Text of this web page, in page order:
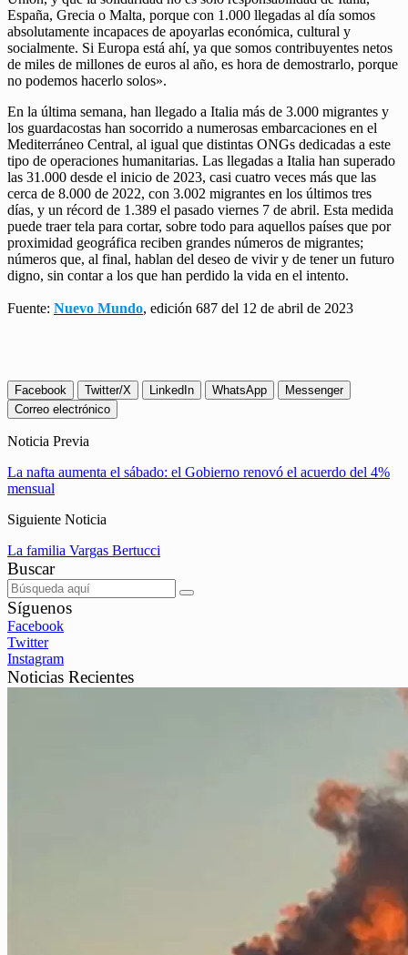
España, Grecia o Malta, porque con 1.000 llegadas al día somos
absolutamente incapaces de apoyarlas económica, cultural y
socialmente. Si Europa está ahí, ya que somos contribuyentes netos
de miles de millones de euros al año, es hora de demostrarlo, porque
no podemos hacerlo solos».
En la última semana, han llegado a Italia más de 3.000 migrantes y
los guardacostas han socorrido a numerosas embarcaciones en el
Mediterráneo Central, al igual que distintas ONGs dedicadas a este
tipo de operaciones humanitarias. Las llegadas a Italia han superado
las 31.000 desde el inicio de 2023, casi cuatro veces más que las
cerca de 8.000 de 2022, con 3.002 migrantes en los últimos tres
días, y un récord de 1.389 el pasado viernes 7 de abril. Esta medida
puede traer tela para cortar, sobre todo para aquellos países que por
proximidad geográfica reciben grandes números de migrantes;
números que, al final, hablan del deseo de vivir y de tener un futuro
digno, sin contar a los que han perdido la vida en el intento.
Fuente: Nuevo Mundo, edición 687 del 12 de abril de 2023
Facebook Twitter/X LinkedIn WhatsApp
Messenger
Correo electrónico
Noticia Previa
La nafta aumenta el sábado: el Gobierno renovó el acuerdo del 4%
mensual
Siguiente Noticia
La familia Vargas Bertucci
Buscar
Síguenos
Facebook
Twitter
Instagram
Noticias Recientes